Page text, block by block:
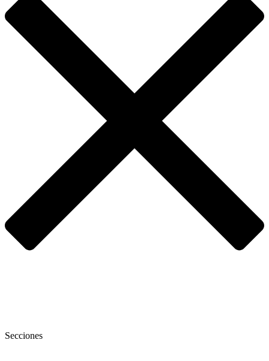
Secciones